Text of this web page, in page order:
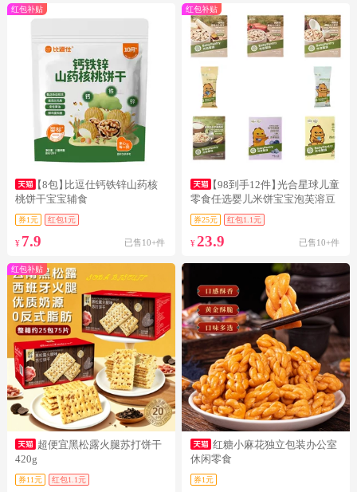
红包补贴
【8包】比逗仕钙铁锌山药核
桃饼干宝宝辅食
券1元 红包1元
¥ 7.9 已售10+件
红包补贴
【98到手12件】光合星球儿童
零食任选婴儿米饼宝宝泡芙溶豆
辅
券25元 红包1.1元
¥23.9 已售10+件
红包补贴
超便宜黑松露火腿苏打饼干
420g
券11元 红包1.1元
红糖小麻花独立包装办公室
休闲零食
券1元